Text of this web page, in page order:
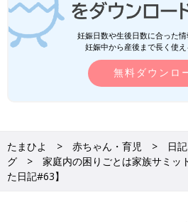
妊娠日数や生後日数に合った
妊娠中から産後まで長く使え
無料ダウンロ
たまひよ 赤ちゃん・育児 日
グ
家庭内の困りごとは家族サミッ
た日記#63】